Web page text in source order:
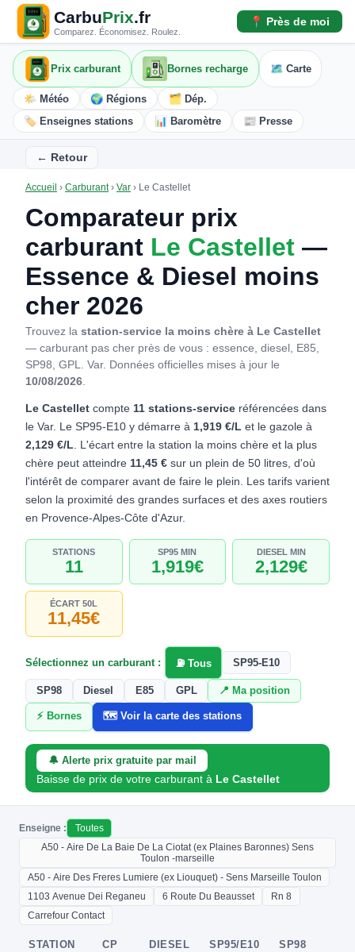
CarbuPrix.fr
Comparez. Économisez. Roulez.
📍 Près de moi
Prix carburant Bornes recharge 🗺️ Carte
🌤️ Météo 🌍 Régions
🗂️ Dép.
🏷️ Enseignes stations
📊 Baromètre 📰 Presse
← Retour
Accueil › Carburant› Var › Le Castellet
Comparateur prix
carburant Le Castellet —
Essence & Diesel moins
cher 2026
Trouvez la station-service la moins chère à Le Castellet
— carburant pas cher près de vous : essence, diesel, E85,
SP98, GPL. Var. Données officielles mises à jour le
10/08/2026.
Le Castellet compte 11 stations-service référencées dans
le Var. Le SP95-E10 y démarre à 1,919 €/L et le gazole à
2,129 €/L. L'écart entre la station la moins chère et la plus
chère peut atteindre 11,45 € sur un plein de 50 litres, d'où
l'intérêt de comparer avant de faire le plein. Les tarifs varient
selon la proximité des grandes surfaces et des axes routiers
en Provence-Alpes-Côte d'Azur.
STATIONS
11
SP95 MIN
1,919€
DIESEL MIN
2,129€
ÉCART 50L
11,45€
Sélectionnez un carburant : ⛽ Tous SP95-E10
SP98 Diesel E85 GPL 📍 Ma position
⚡ Bornes 🗺️ Voir la carte des stations
🔔 Alerte prix gratuite par mail
Baisse de prix de votre carburant à Le Castellet
Enseigne :
Toutes
A50 - Aire De La Baie De La Ciotat (ex Plaines Baronnes) Sens
Toulon -marseille
A50 - Aire Des Freres Lumiere (ex Liouquet) - Sens Marseille Toulon
1103 Avenue Dei Reganeu
6 Route Du Beausset
Rn 8
Carrefour Contact
STATION CP DIESEL SP95/E10 SP98